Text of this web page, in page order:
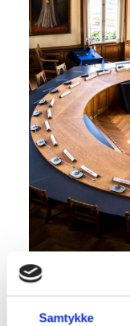
Samtykke
Læs mere